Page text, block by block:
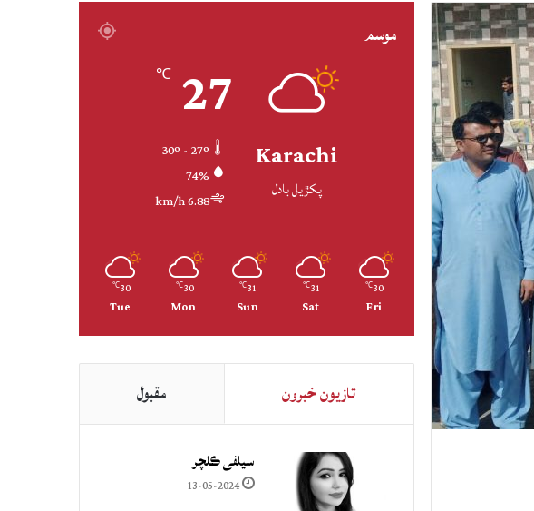
موسم
Karachi
پکڙيل بادل
27
℃
74%
6.88 km/h
30
℃
Fri
31
℃
Sat
31
℃
Sun
30
℃
Mon
30
℃
Tue
تازيون خبرون مقبول
سيلفي ڪلچر
13-05-2024